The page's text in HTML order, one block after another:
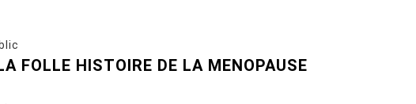
FOLLE HISTOIRE DE LA MENOPAUSE